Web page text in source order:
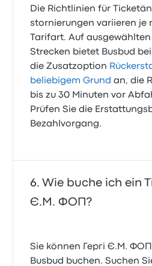
Die Richtlinien für
stornierungen variieren je
Tarifart. Auf
Strecken bietet Busbud
die Zusatzoption
beliebigem Grund an, die
bis zu 30 Minuten vor
Prüfen Sie die
Bezahlvorgang.
Wie buche ich ein
Є.М. ФОП?
Sie können Гергі Є.М.
Busbud buchen. Suchen